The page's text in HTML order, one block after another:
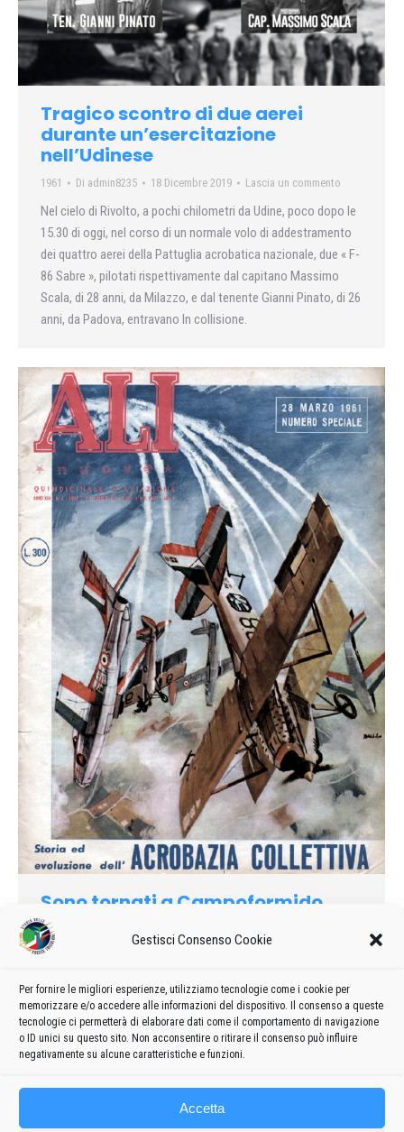
Gestisci Consenso Cookie
Per fornire le migliori esperienze, utilizziamo tecnologie come i cookie per
memorizzare e/o accedere alle informazioni del dispositivo. Il consenso a queste
tecnologie ci permetterà di elaborare dati come il comportamento di navigazione
o ID unici su questo sito. Non acconsentire o ritirare il consenso può influire
negativamente su alcune caratteristiche e funzioni.
Accetta
Tragico scontro di due aerei
durante un’esercitazione
nell’Udinese
1961 Di admin8235 18 Dicembre 2019 Lascia un commento
Nel cielo di Rivolto, a pochi chilometri da Udine, poco dopo le
15.30 di oggi, nel corso di un normale volo di addestramento
dei quattro aerei della Pattuglia acrobatica nazionale, due « F-
86 Sabre », pilotati rispettivamente dal capitano Massimo
Scala, di 28 anni, da Milazzo, e dal tenente Gianni Pinato, di 26
anni, da Padova, entravano In collisione.
Sono tornati a Campoformido
1961
Una pista lunghissima su una spianata dove il verde di un
tipico giallo dl stagione. una fila di brevi fabbricati e di
baracche. Eccoci a Rivolto.